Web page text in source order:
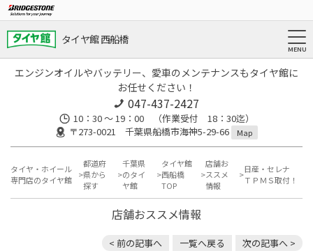
タイヤ館 西船橋
エンジンオイルやバッテリー、愛車のメンテナンスもタイヤ館に
お任せください！
047-437-2427
10：30 ～ 19：00 （作業受付 18：30迄）
〒273-0021 千葉県船橋市海神5-29-66
Map
タイヤ・ホイール
専門店のタイヤ館
都道府
県から
探す
千葉県
のタイ
ヤ館
タイヤ館
西船橋
TOP
店舗お
ススメ
情報
日産・セレナ
ＴＰＭＳ取付！
店舗おススメ情報
< 前の記事へ 一覧へ戻る 次の記事へ >